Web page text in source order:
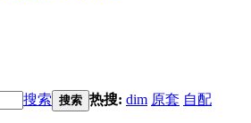
搜索 搜索 热搜: dim 原套 自配